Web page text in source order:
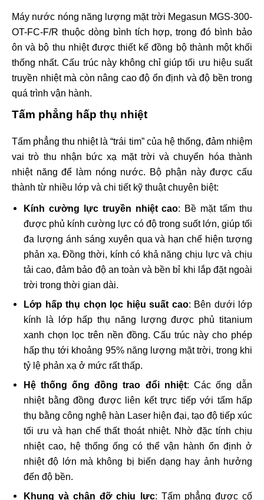
Máy nước nóng năng lượng mặt trời Megasun MGS-300-
OT-FC-F/R thuộc dòng bình tích hợp, trong đó bình bảo
ôn và bộ thu nhiệt được thiết kế đồng bộ thành một khối
thống nhất. Cấu trúc này không chỉ giúp tối ưu hiệu suất
truyền nhiệt mà còn nâng cao độ ổn định và độ bền trong
quá trình vận hành.
Tấm phẳng hấp thụ nhiệt
Tấm phẳng thu nhiệt là “trái tim” của hệ thống, đảm nhiệm
vai trò thu nhận bức xạ mặt trời và chuyển hóa thành
nhiệt năng để làm nóng nước. Bộ phận này được cấu
thành từ nhiều lớp và chi tiết kỹ thuật chuyên biệt:
Kính cường lực truyền nhiệt cao: Bề mặt tấm thu
được phủ kính cường lực có độ trong suốt lớn, giúp tối
đa lượng ánh sáng xuyên qua và hạn chế hiện tượng
phản xạ. Đồng thời, kính có khả năng chịu lực và chịu
tải cao, đảm bảo độ an toàn và bền bỉ khi lắp đặt ngoài
trời trong thời gian dài.
Lớp hấp thụ chọn lọc hiệu suất cao: Bên dưới lớp
kính là lớp hấp thụ năng lượng được phủ titanium
xanh chọn lọc trên nền đồng. Cấu trúc này cho phép
hấp thụ tới khoảng 95% năng lượng mặt trời, trong khi
tỷ lệ phản xạ ở mức rất thấp.
Hệ thống ống đồng trao đổi nhiệt: Các ống dẫn
nhiệt bằng đồng được liên kết trực tiếp với tấm hấp
thụ bằng công nghệ hàn Laser hiện đại, tạo độ tiếp xúc
tối ưu và hạn chế thất thoát nhiệt. Nhờ đặc tính chịu
nhiệt cao, hệ thống ống có thể vận hành ổn định ở
nhiệt độ lớn mà không bị biến dạng hay ảnh hưởng
đến độ bền.
Khung và chân đỡ chịu lực: Tấm phẳng được cố